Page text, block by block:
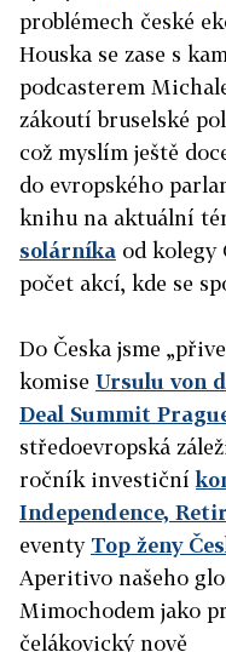
problémech české
Houska se zase s
podcasterem
zákoutí bruselské
což myslím ještě
do evropského
knihu na aktuální
solárníka od kolegy
počet akcí, kde se
Do Česka jsme
komise Ursulu von
Deal Summit
středoevropská
ročník investiční
Independence,
eventy Top ženy
Aperitivo našeho
Mimochodem jako
čelákovický nově